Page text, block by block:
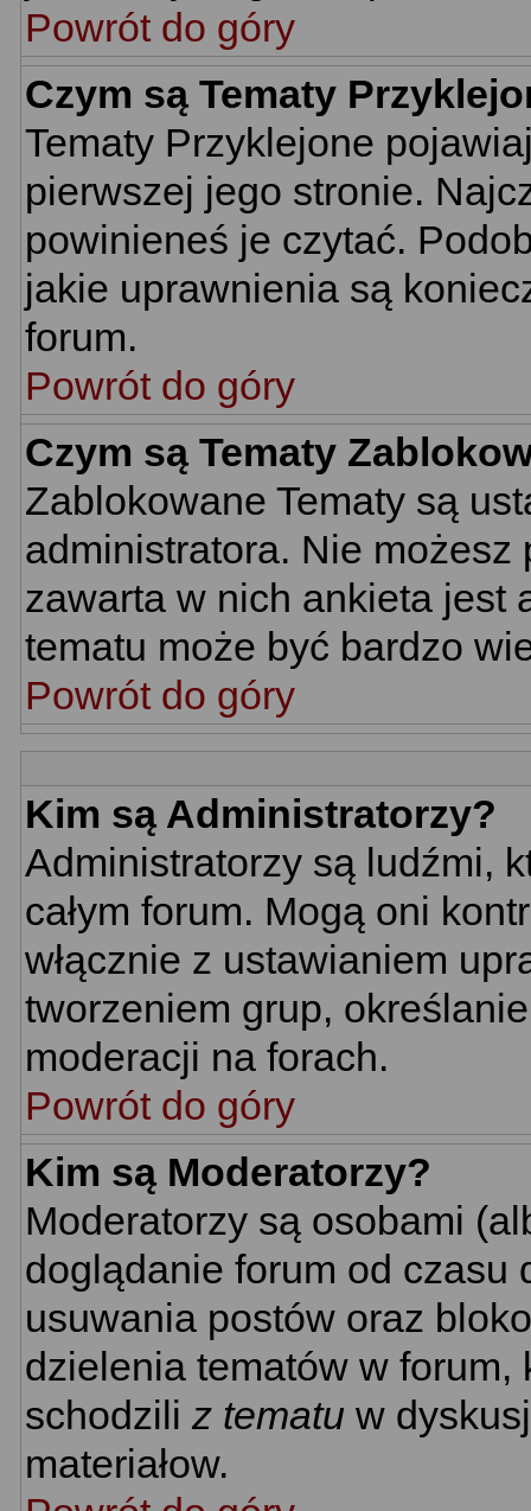
Powrót do góry
Czym są Tematy
Tematy Przyklejone
pierwszej jego stronie.
powinieneś je czytać.
jakie uprawnienia są
forum.
Powrót do góry
Czym są Tematy
Zablokowane Tematy są
administratora. Nie
zawarta w nich ankieta jest
tematu może być bardzo
Powrót do góry
Kim są Administratorzy?
Administratorzy są ludźmi,
całym forum. Mogą oni
włącznie z ustawianiem
tworzeniem grup,
moderacji na forach.
Powrót do góry
Kim są Moderatorzy?
Moderatorzy są osobami
doglądanie forum od czasu
usuwania postów oraz
dzielenia tematów w
schodzili z tematu w
materiałow.